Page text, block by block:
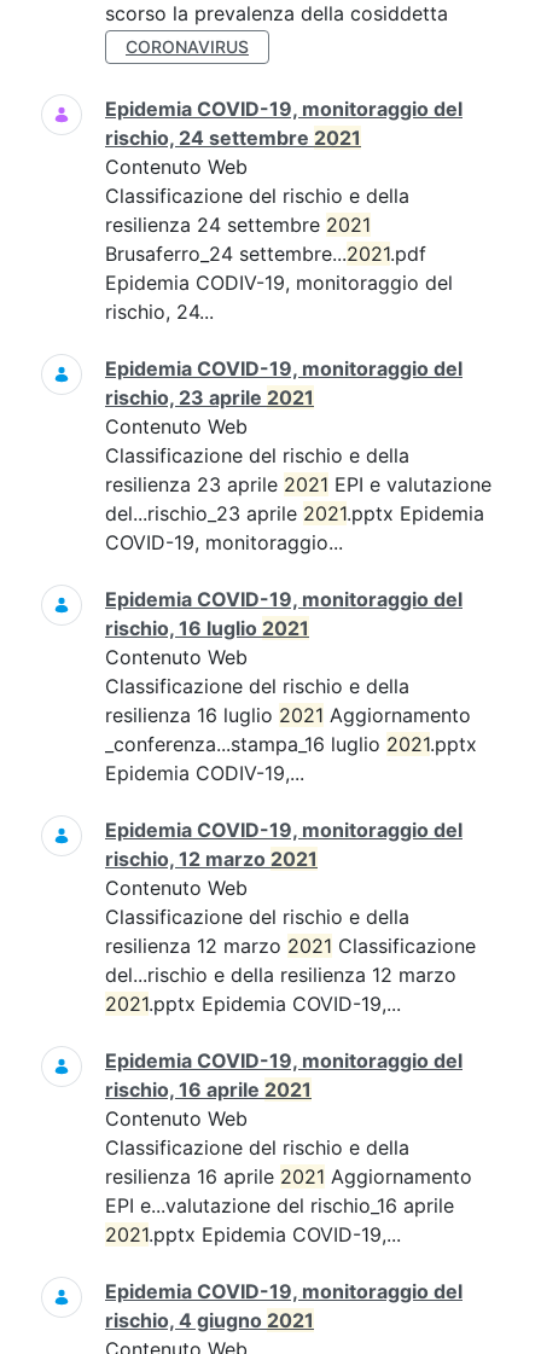
scorso la prevalenza della cosiddetta
CORONAVIRUS
Epidemia COVID-19, monitoraggio del
rischio, 24 settembre 2021
Contenuto Web
Classificazione del rischio e della
resilienza 24 settembre 2021
Brusaferro_24 settembre...2021.pdf
Epidemia CODIV-19, monitoraggio del
rischio, 24...
Epidemia COVID-19, monitoraggio del
rischio, 23 aprile 2021
Contenuto Web
Classificazione del rischio e della
resilienza 23 aprile 2021 EPI e valutazione
del...rischio_23 aprile 2021.pptx Epidemia
COVID-19, monitoraggio...
Epidemia COVID-19, monitoraggio del
rischio, 16 luglio 2021
Contenuto Web
Classificazione del rischio e della
resilienza 16 luglio 2021 Aggiornamento
_conferenza...stampa_16 luglio 2021.pptx
Epidemia CODIV-19,...
Epidemia COVID-19, monitoraggio del
rischio, 12 marzo 2021
Contenuto Web
Classificazione del rischio e della
resilienza 12 marzo 2021 Classificazione
del...rischio e della resilienza 12 marzo
2021.pptx Epidemia COVID-19,...
Epidemia COVID-19, monitoraggio del
rischio, 16 aprile 2021
Contenuto Web
Classificazione del rischio e della
resilienza 16 aprile 2021 Aggiornamento
EPI e...valutazione del rischio_16 aprile
2021.pptx Epidemia COVID-19,...
Epidemia COVID-19, monitoraggio del
rischio, 4 giugno 2021
Contenuto Web